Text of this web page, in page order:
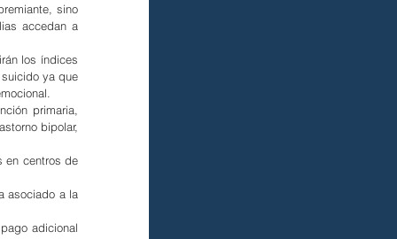
sino
accedan a
los índices
ya que
primaria,
bipolar,
en centros de
asociado a la
adicional